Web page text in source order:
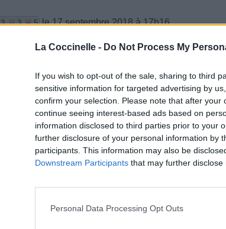
La Coccinelle - Do Not Process My
If you wish to opt-out of the sale, sharing to third
sensitive information for targeted advertising by
confirm your selection. Please note that after
continue seeing interest-based ads based on
information disclosed to third parties prior to your
further disclosure of your personal information by
participants. This information may also be
Downstream Participants that may further disclose
Personal Data Processing Opt Outs
3 3 5 le 17 septembre 2018 à 17h16.